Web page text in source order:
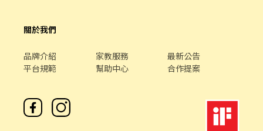
關於我們
品牌介紹 家教服務
最新公告
平台規範
幫助中心 合作提案